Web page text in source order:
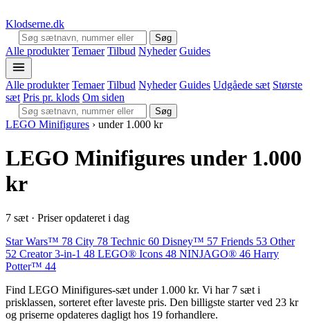
Klodserne.dk
Søg
Alle produkter Temaer Tilbud Nyheder Guides
Alle produkter Temaer Tilbud Nyheder Guides Udgåede sæt Største
sæt Pris pr. klods Om siden
Søg
LEGO Minifigures › under 1.000 kr
LEGO Minifigures under 1.000
kr
7 sæt · Priser opdateret i dag
Star Wars™ 78 City 78 Technic 60 Disney™ 57 Friends 53 Other
52 Creator 3-in-1 48 LEGO® Icons 48 NINJAGO® 46 Harry
Potter™ 44
Find LEGO Minifigures-sæt under 1.000 kr. Vi har 7 sæt i
prisklassen, sorteret efter laveste pris. Den billigste starter ved 23 kr
og priserne opdateres dagligt hos 19 forhandlere.